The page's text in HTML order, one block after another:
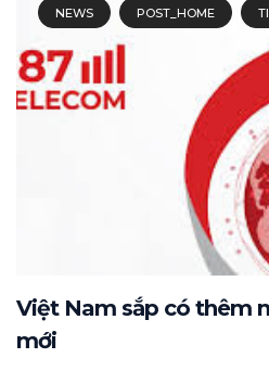
NEWS POST_HOME
Việt Nam sắp có thêm
mới